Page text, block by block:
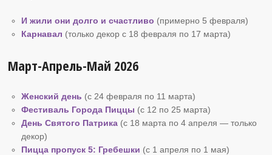
И жили они долго и счастливо (примерно 5 февраля)
Карнавал (только декор с 18 февраля по 17 марта)
Март-Апрель-Май 2026
Женский день (с 24 февраля по 11 марта)
Фестиваль Города Пиццы (с 12 по 25 марта)
День Святого Патрика (с 18 марта по 4 апреля — только
декор)
Пицца пропуск 5: Гребешки (с 1 апреля по 1 мая)